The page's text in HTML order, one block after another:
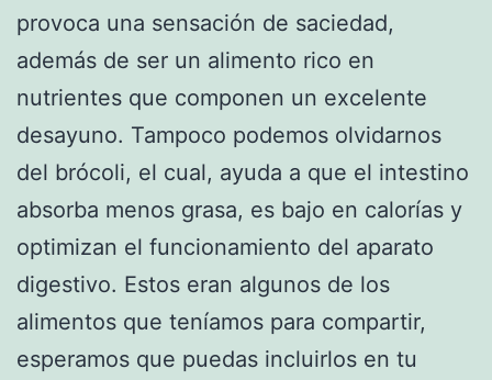
provoca una sensación de saciedad,
además de ser un alimento rico en
nutrientes que componen un excelente
desayuno. Tampoco podemos olvidarnos
del brócoli, el cual, ayuda a que el intestino
absorba menos grasa, es bajo en calorías y
optimizan el funcionamiento del aparato
digestivo. Estos eran algunos de los
alimentos que teníamos para compartir,
esperamos que puedas incluirlos en tu